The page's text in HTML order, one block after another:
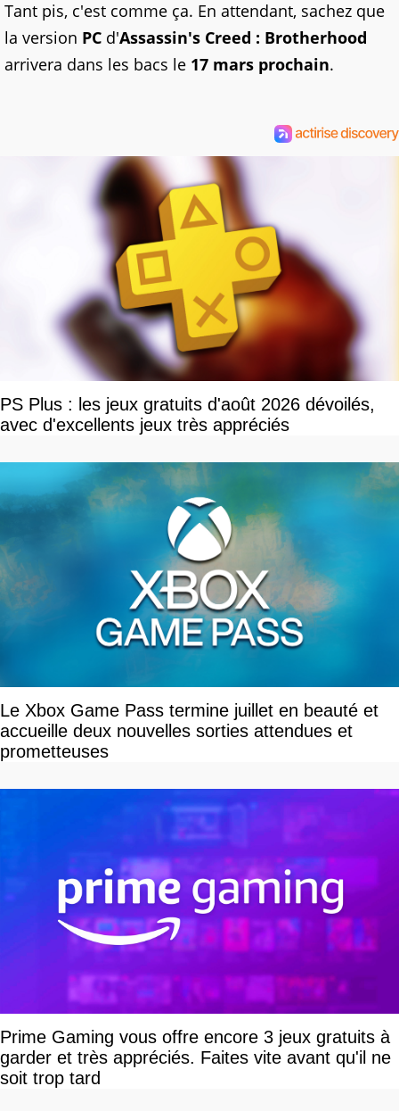
Tant pis, c'est comme ça. En attendant, sachez que
la version PC d'Assassin's Creed : Brotherhood
arrivera dans les bacs le 17 mars prochain.
PS Plus : les jeux gratuits d'août 2026 dévoilés,
avec d'excellents jeux très appréciés
Le Xbox Game Pass termine juillet en beauté et
accueille deux nouvelles sorties attendues et
prometteuses
Prime Gaming vous offre encore 3 jeux gratuits à
garder et très appréciés. Faites vite avant qu'il ne
soit trop tard